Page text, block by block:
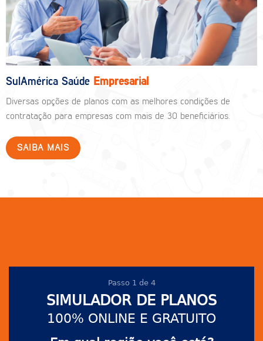
SulAmérica Saúde Empresarial
Diversas opções de planos com as melhores condições de
contratação para empresas com mais de 30 beneficiários.
SAIBA MAIS